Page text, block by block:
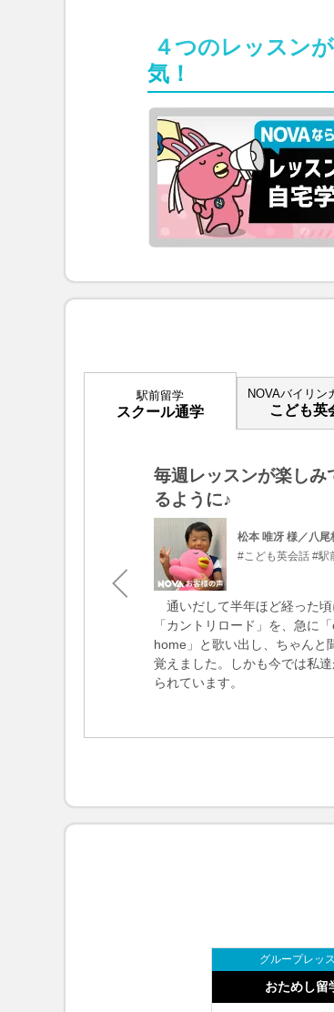
４つのレッスン
気！
駅前留学
スクール通学
NOVAバイリン
こども英
で話すことに対し
毎週レッスンが楽しみ
るように♪
松本 唯冴 様／八尾
#こども英会話 #駅
通いだして半年ほど経った
「カントリロード」を、急に「
home」と歌い出し、ちゃんと
覚えました。しかも今では私
られています。
おためし留
グループレッ